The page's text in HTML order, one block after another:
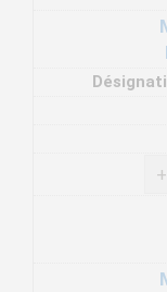
+